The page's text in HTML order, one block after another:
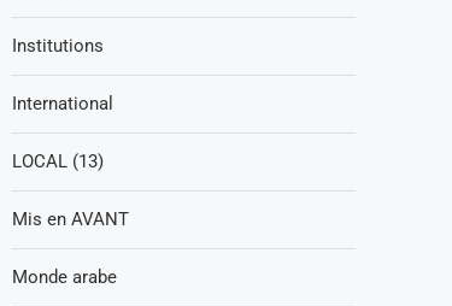
Institutions
International
LOCAL (13)
Mis en AVANT
Monde arabe